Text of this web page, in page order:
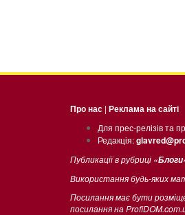
Про нас | Реклама на сайті
Для прес-релізів та
Редакція:
Публикації в рубриці «Блоги
Використання будь-яких
Посилання має бути
посилання на